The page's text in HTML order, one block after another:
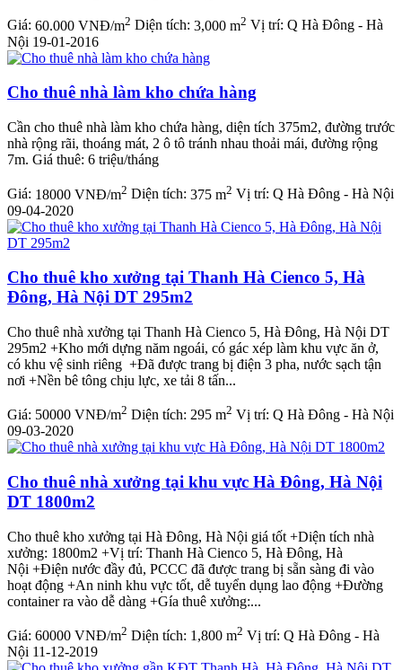
Giá: 60.000 VNĐ/m2 Diện tích: 3,000 m2 Vị trí: Q Hà Đông - Hà
Nội 19-01-2016
Cho thuê nhà làm kho chứa hàng
Cần cho thuê nhà làm kho chứa hàng, diện tích 375m2, đường trước
nhà rộng rãi, thoáng mát, 2 ô tô tránh nhau thoải mái, đường rộng
7m. Giá thuê: 6 triệu/tháng
Giá: 18000 VNĐ/m2 Diện tích: 375 m2 Vị trí: Q Hà Đông - Hà Nội
09-04-2020
Cho thuê kho xưởng tại Thanh Hà Cienco 5, Hà
Đông, Hà Nội DT 295m2
Cho thuê nhà xưởng tại Thanh Hà Cienco 5, Hà Đông, Hà Nội DT
295m2 +Kho mới dựng năm ngoái, có gác xép làm khu vực ăn ở,
có khu vệ sinh riêng +Đã được trang bị điện 3 pha, nước sạch tận
nơi +Nền bê tông chịu lực, xe tải 8 tấn...
Giá: 50000 VNĐ/m2 Diện tích: 295 m2 Vị trí: Q Hà Đông - Hà Nội
09-03-2020
Cho thuê nhà xưởng tại khu vực Hà Đông, Hà Nội
DT 1800m2
Cho thuê kho xưởng tại Hà Đông, Hà Nội giá tốt +Diện tích nhà
xưởng: 1800m2 +Vị trí: Thanh Hà Cienco 5, Hà Đông, Hà
Nội +Điện nước đầy đủ, PCCC đã được trang bị sẵn sàng đi vào
hoạt động +An ninh khu vực tốt, dễ tuyển dụng lao động +Đường
container ra vào dễ dàng +Gía thuê xưởng:...
Giá: 60000 VNĐ/m2 Diện tích: 1,800 m2 Vị trí: Q Hà Đông - Hà
Nội 11-12-2019